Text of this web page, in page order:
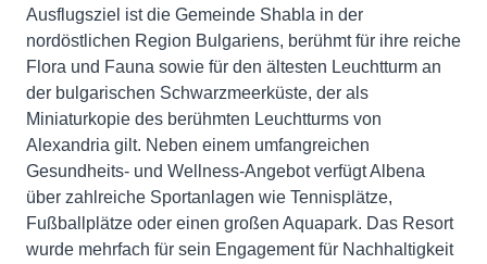
Ausflugsziel ist die Gemeinde Shabla in der
nordöstlichen Region Bulgariens, berühmt für ihre reiche
Flora und Fauna sowie für den ältesten Leuchtturm an
der bulgarischen Schwarzmeerküste, der als
Miniaturkopie des berühmten Leuchtturms von
Alexandria gilt. Neben einem umfangreichen
Gesundheits- und Wellness-Angebot verfügt Albena
über zahlreiche Sportanlagen wie Tennisplätze,
Fußballplätze oder einen großen Aquapark. Das Resort
wurde mehrfach für sein Engagement für Nachhaltigkeit